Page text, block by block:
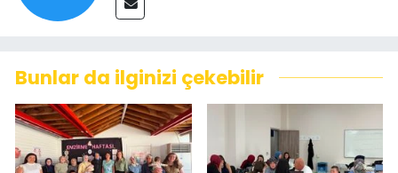
Bunlar da ilginizi çekebilir